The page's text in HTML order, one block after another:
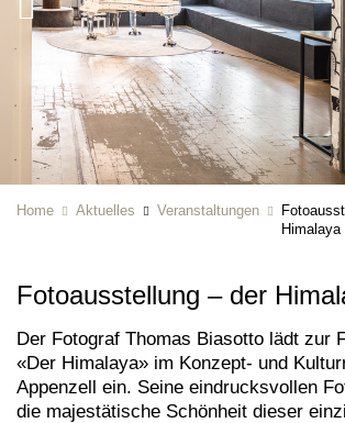
Home Aktuelles Veranstaltungen
Himalaya
Fotoausstellung – der
Der Fotograf Thomas Biasotto lädt zur
«Der Himalaya» im Konzept- und
Appenzell ein. Seine eindrucksvollen
die majestätische Schönheit dieser